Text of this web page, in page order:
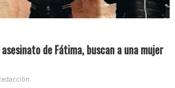
de Fátima, buscan a una mujer